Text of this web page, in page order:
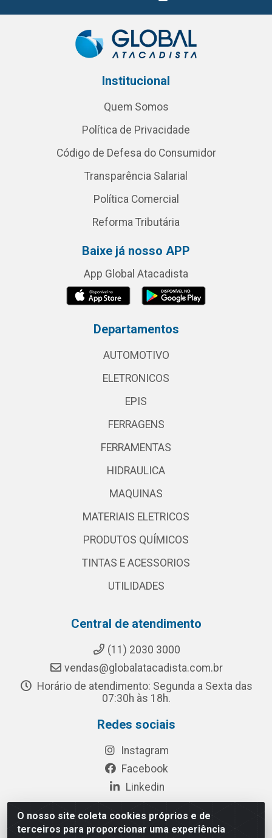
O nosso site coleta cookies próprios e de
terceiros para proporcionar uma experiência
Institucional
Quem Somos
Política de Privacidade
Código de Defesa do Consumidor
Transparência Salarial
Política Comercial
Reforma Tributária
Baixe já nosso APP
App Global Atacadista
Departamentos
AUTOMOTIVO
ELETRONICOS
EPIS
FERRAGENS
FERRAMENTAS
HIDRAULICA
MAQUINAS
MATERIAIS ELETRICOS
PRODUTOS QUÍMICOS
TINTAS E ACESSORIOS
UTILIDADES
Central de atendimento
(11) 2030 3000
vendas@globalatacadista.com.br
Horário de atendimento: Segunda a Sexta das
07:30h às 18h.
Redes sociais
Instagram
Facebook
Linkedin